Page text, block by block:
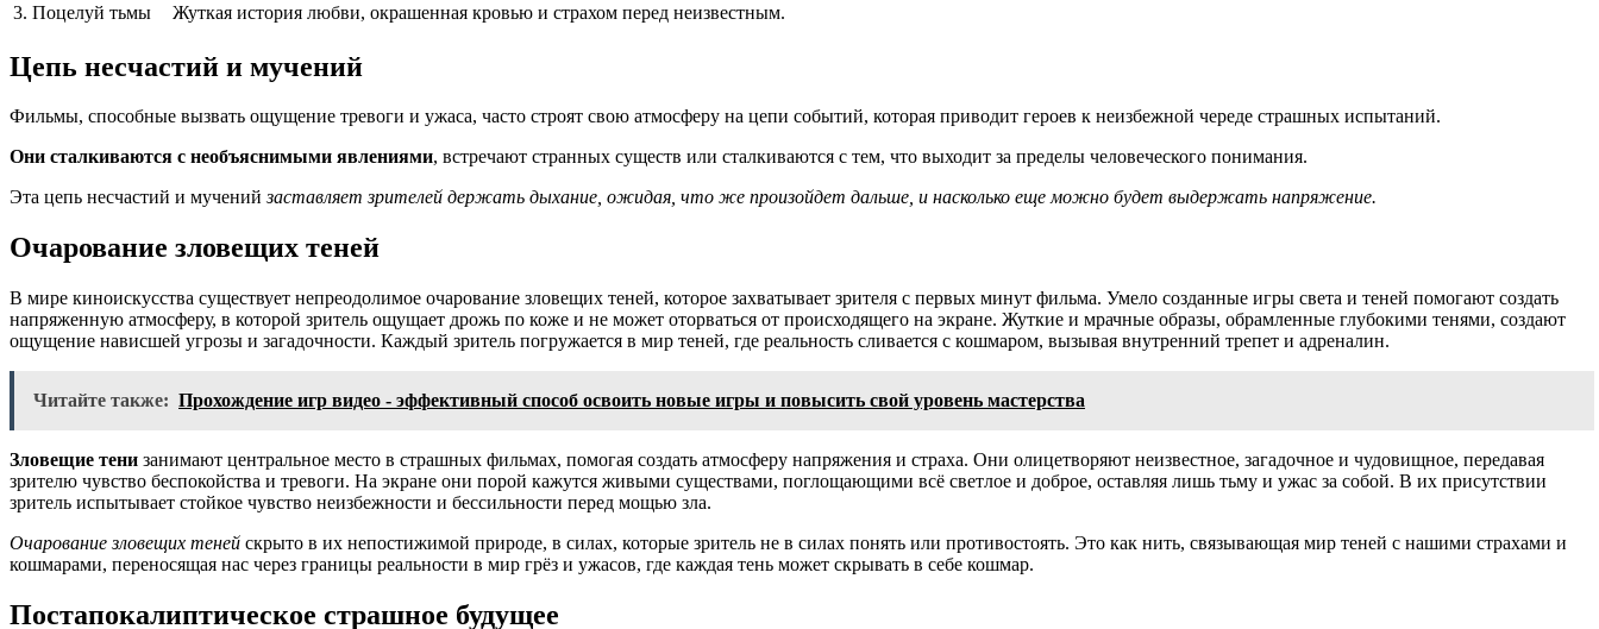
3. Поцелуй тьмы
Жуткая история любви, окрашенная кровью и страхом перед неизвестным.
Цепь несчастий и мучений
Фильмы, способные вызвать ощущение тревоги и ужаса, часто строят свою атмосферу на цепи событий, которая приводит героев к неизбежной череде страшных испытаний.
Они сталкиваются с необъяснимыми явлениями, встречают странных существ или сталкиваются с тем, что выходит за пределы человеческого понимания.
Эта цепь несчастий и мученийзаставляет зрителей держать дыхание, ожидая, что же произойдет дальше, и насколько еще можно будет выдержать напряжение.
Очарование зловещих теней
В мире киноискусства существует непреодолимое очарование зловещих теней, которое захватывает зрителя с первых минут фильма. Умело созданные игры света и теней помогают создать
напряженную атмосферу, в которой зритель ощущает дрожь по коже и не может оторваться от происходящего на экране. Жуткие и мрачные образы, обрамленные глубокими тенями, создают
ощущение нависшей угрозы и загадочности. Каждый зритель погружается в мир теней, где реальность сливается с кошмаром, вызывая внутренний трепет и адреналин.
Читайте также: Прохождение игр видео - эффективный способ освоить новые игры и повысить свой уровень мастерства
Зловещие тени занимают центральное место в страшных фильмах, помогая создать атмосферу напряжения и страха. Они олицетворяют неизвестное, загадочное и чудовищное, передавая
зрителю чувство беспокойства и тревоги. На экране они порой кажутся живыми существами, поглощающими всё светлое и доброе, оставляя лишь тьму и ужас за собой. В их присутствии
зритель испытывает стойкое чувство неизбежности и бессильности перед мощью зла.
Очарование зловещих теней скрыто в их непостижимой природе, в силах, которые зритель не в силах понять или противостоять. Это как нить, связывающая мир теней с нашими страхами и
кошмарами, переносящая нас через границы реальности в мир грёз и ужасов, где каждая тень может скрывать в себе кошмар.
Постапокалиптическое страшное будущее